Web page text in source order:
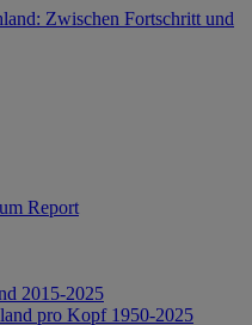
Zwischen Fortschritt und
Report
2015-2025
pro Kopf 1950-2025